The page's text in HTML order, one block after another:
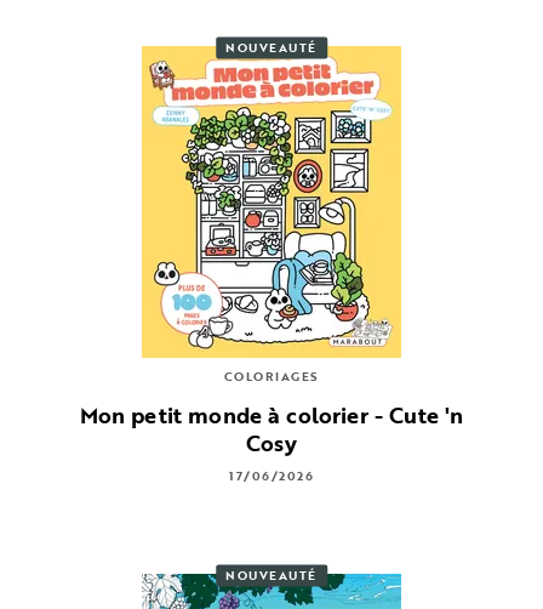
NOUVEAUTÉ
COLORIAGES
Mon petit monde à colorier - Cute 'n
Cosy
17/06/2026
NOUVEAUTÉ